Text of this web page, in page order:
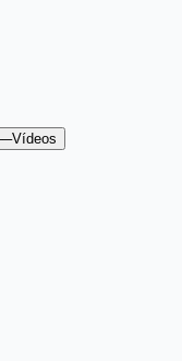
Vídeos